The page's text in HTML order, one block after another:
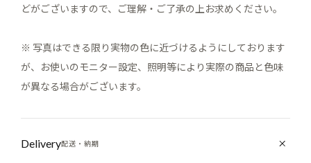
どがございますので、ご理解・ご了承の上お求めください。
※ 写真はできる限り実物の色に近づけるようにしております
が、お使いのモニター設定、照明等により実際の商品と色味
が異なる場合がございます。
Delivery配送・納期